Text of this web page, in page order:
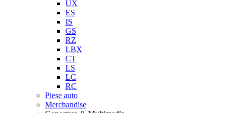
UX
ES
IS
GS
RZ
LBX
CT
LS
LC
RC
Piese auto
Merchandise